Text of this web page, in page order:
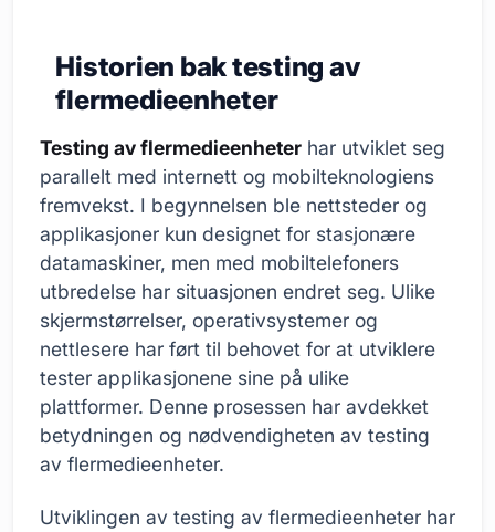
Historien bak testing av
flermedieenheter
Testing av flermedieenheter har utviklet seg
parallelt med internett og mobilteknologiens
fremvekst. I begynnelsen ble nettsteder og
applikasjoner kun designet for stasjonære
datamaskiner, men med mobiltelefoners
utbredelse har situasjonen endret seg. Ulike
skjermstørrelser, operativsystemer og
nettlesere har ført til behovet for at utviklere
tester applikasjonene sine på ulike
plattformer. Denne prosessen har avdekket
betydningen og nødvendigheten av testing
av flermedieenheter.
Utviklingen av testing av flermedieenheter har